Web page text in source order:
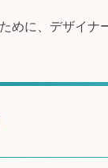
めに、デザイ